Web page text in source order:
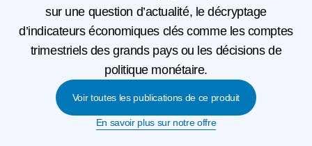
sur une question d’actualité, le décryptage
d’indicateurs économiques clés comme les comptes
trimestriels des grands pays ou les décisions de
politique monétaire.
Voir toutes les publications de ce produit
En savoir plus sur notre offre